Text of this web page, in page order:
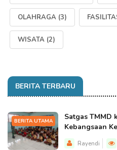
OLAHRAGA (3)
WISATA (2)
BERITA TERBARU
BERITA UTAMA
Satgas TMMD
Kebangsaan
Rayendi